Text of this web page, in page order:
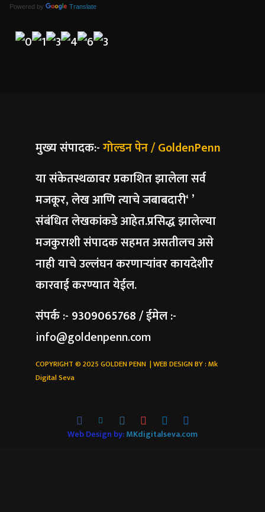
Powered by Translate
मुख्य संपादक:-गोल्डन पेन / GoldenPenn
या संकेतस्थळावर प्रकाशित झालेला सर्व
मजकूर, लेख आणि त्याचे जबाबदारी‘ ’
संबंधित लेखकांकडे आहेत.प्रसिद्ध झालेल्या
मजकुराशी संपादक सहमत असतीलच असे
नाही याचे उल्लंघन करणाऱ्यांवर कायदेशीर
कारवाई करण्यात येईल.
संपर्क :- 9309065768 / ईमेल :-
info@goldenpenn.com
COPYRIGHT © 2025 GOLDEN PENN | WEB DESIGN BY :Mk
Digital Seva
Web Design by:MKdigitalseva.com